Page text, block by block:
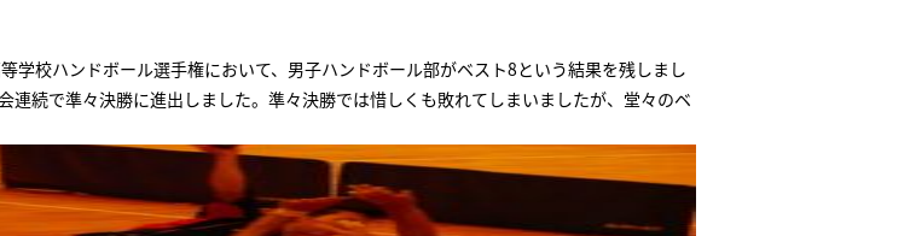
校ハンドボール選手権において、男子ハンドボール部がベスト8という結果を残しまし
続で準々決勝に進出しました。準々決勝では惜しくも敗れてしまいましたが、堂々のベ